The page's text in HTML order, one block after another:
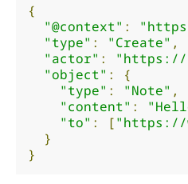
{
"@context" :
"type" : "Create" ,
"actor" :
"https://
"object" :
{
"type" : "Note" ,
"content" :
"to" : ["https://
}
}